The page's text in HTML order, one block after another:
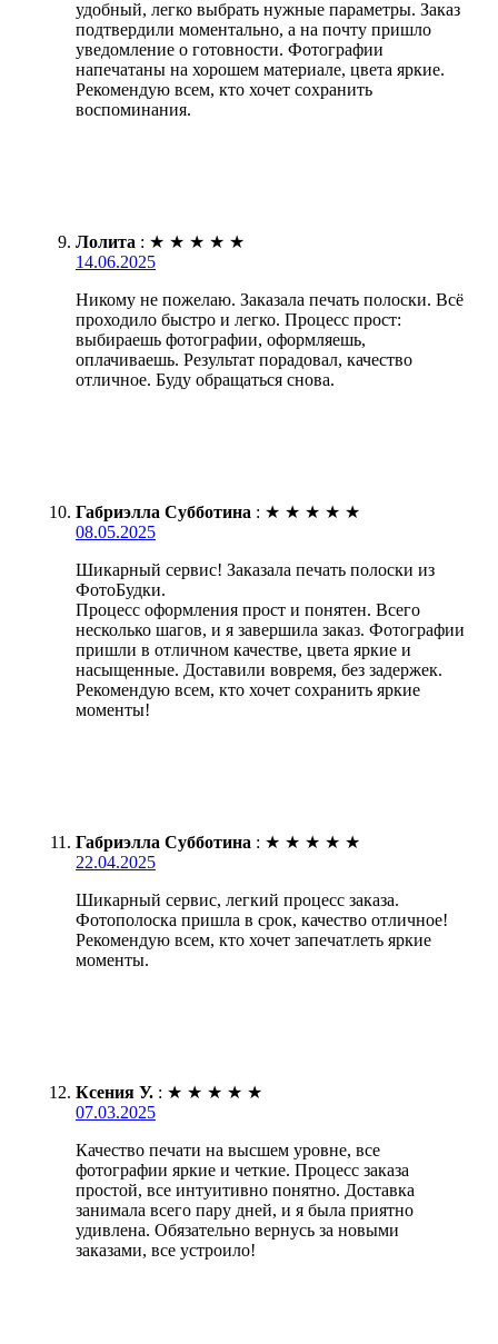
удобный, легко выбрать нужные параметры. Заказ
подтвердили моментально, а на почту пришло
уведомление о готовности. Фотографии
напечатаны на хорошем материале, цвета яркие.
Рекомендую всем, кто хочет сохранить
воспоминания.
Лолита : ★ ★ ★ ★ ★
14.06.2025
Никому не пожелаю. Заказала печать полоски. Всё
проходило быстро и легко. Процесс прост:
выбираешь фотографии, оформляешь,
оплачиваешь. Результат порадовал, качество
отличное. Буду обращаться снова.
Габриэлла Субботина : ★ ★ ★ ★ ★
08.05.2025
Шикарный сервис! Заказала печать полоски из
ФотоБудки.
Процесс оформления прост и понятен. Всего
несколько шагов, и я завершила заказ. Фотографии
пришли в отличном качестве, цвета яркие и
насыщенные. Доставили вовремя, без задержек.
Рекомендую всем, кто хочет сохранить яркие
моменты!
Габриэлла Субботина : ★ ★ ★ ★ ★
22.04.2025
Шикарный сервис, легкий процесс заказа.
Фотополоска пришла в срок, качество отличное!
Рекомендую всем, кто хочет запечатлеть яркие
моменты.
Ксения У. : ★ ★ ★ ★ ★
07.03.2025
Качество печати на высшем уровне, все
фотографии яркие и четкие. Процесс заказа
простой, все интуитивно понятно. Доставка
занимала всего пару дней, и я была приятно
удивлена. Обязательно вернусь за новыми
заказами, все устроило!